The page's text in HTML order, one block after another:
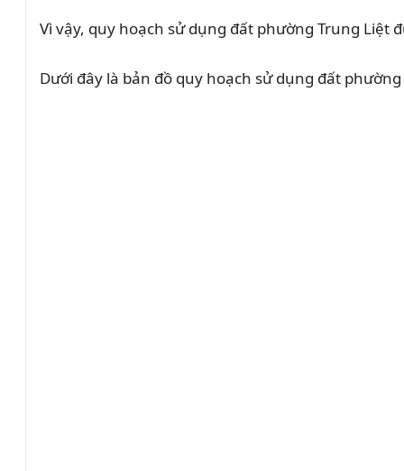
Vì vậy, quy hoạch sử dụng đất phường Trung Liệt
Dưới đây là bản đồ quy hoạch sử dụng đất